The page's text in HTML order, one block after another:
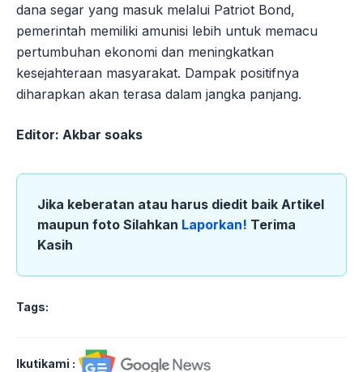
dana segar yang masuk melalui Patriot Bond,
pemerintah memiliki amunisi lebih untuk memacu
pertumbuhan ekonomi dan meningkatkan
kesejahteraan masyarakat. Dampak positifnya
diharapkan akan terasa dalam jangka panjang.
Editor: Akbar soaks
Jika keberatan atau harus diedit baik Artikel
maupun foto Silahkan Laporkan! Terima
Kasih
Tags:
Ikutikami :